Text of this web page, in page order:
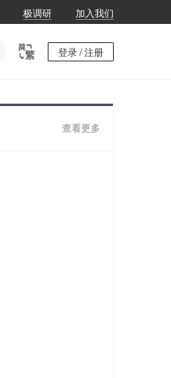
极调研 加入我们
登录 / 注册
查看更多